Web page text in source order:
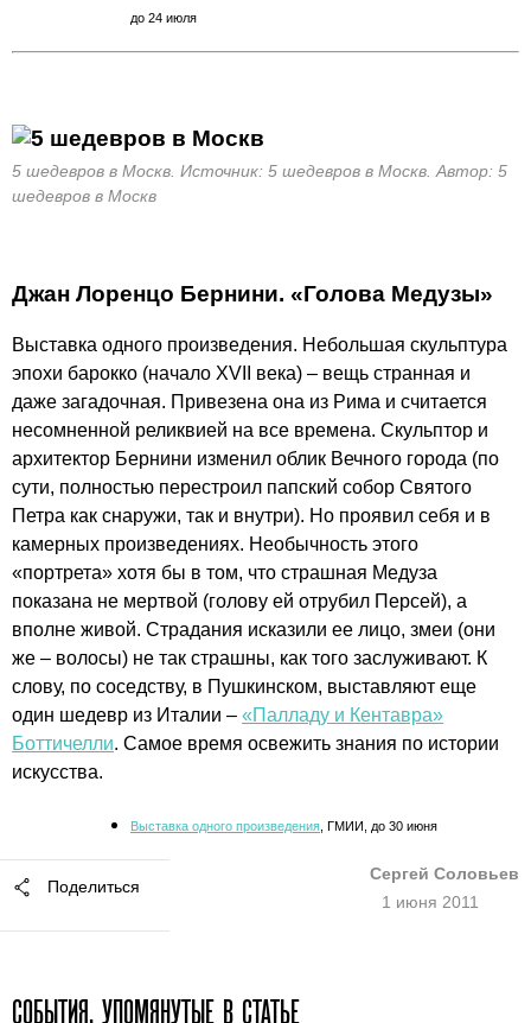
до 24 июля
5 шедевров в Москв. Источник: 5 шедевров в Москв. Автор: 5
шедевров в Москв
Джан Лоренцо Бернини. «Голова Медузы»
Выставка одного произведения. Небольшая скульптура
эпохи барокко (начало XVII века) – вещь странная и
даже загадочная. Привезена она из Рима и считается
несомненной реликвией на все времена. Скульптор и
архитектор Бернини изменил облик Вечного города (по
сути, полностью перестроил папский собор Святого
Петра как снаружи, так и внутри). Но проявил себя и в
камерных произведениях. Необычность этого
«портрета» хотя бы в том, что страшная Медуза
показана не мертвой (голову ей отрубил Персей), а
вполне живой. Страдания исказили ее лицо, змеи (они
же – волосы) не так страшны, как того заслуживают. К
слову, по соседству, в Пушкинском, выставляют еще
один шедевр из Италии – «Палладу и Кентавра»
Боттичелли. Самое время освежить знания по истории
искусства.
Выставка одного произведения , ГМИИ, до 30 июня
Поделиться
Сергей Соловьев
1 июня 2011
СОБЫТИЯ, УПОМЯНУТЫЕ В СТАТЬЕ